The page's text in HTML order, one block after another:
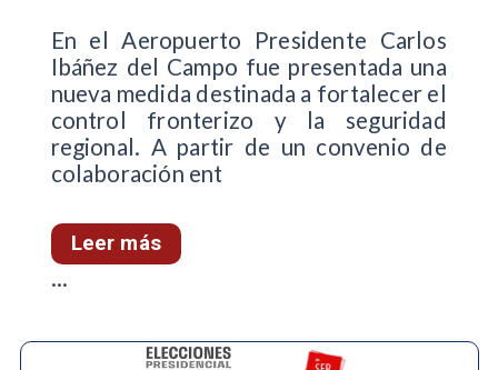
En el Aeropuerto Presidente Carlos
Ibáñez del Campo fue presentada una
nueva medida destinada a fortalecer el
control fronterizo y la seguridad
regional. A partir de un convenio de
colaboración ent
Leer más
...